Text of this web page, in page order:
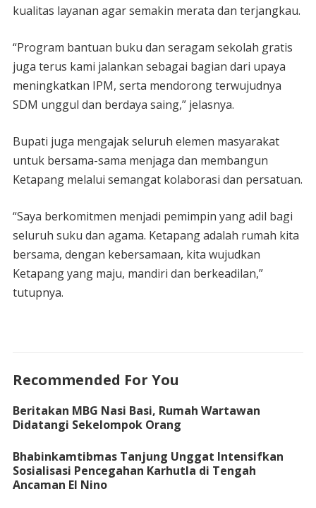
kualitas layanan agar semakin merata dan terjangkau.
“Program bantuan buku dan seragam sekolah gratis
juga terus kami jalankan sebagai bagian dari upaya
meningkatkan IPM, serta mendorong terwujudnya
SDM unggul dan berdaya saing,” jelasnya.
Bupati juga mengajak seluruh elemen masyarakat
untuk bersama-sama menjaga dan membangun
Ketapang melalui semangat kolaborasi dan persatuan.
“Saya berkomitmen menjadi pemimpin yang adil bagi
seluruh suku dan agama. Ketapang adalah rumah kita
bersama, dengan kebersamaan, kita wujudkan
Ketapang yang maju, mandiri dan berkeadilan,”
tutupnya.
Recommended For You
Beritakan MBG Nasi Basi, Rumah Wartawan
Didatangi Sekelompok Orang
Bhabinkamtibmas Tanjung Unggat Intensifkan
Sosialisasi Pencegahan Karhutla di Tengah
Ancaman El Nino